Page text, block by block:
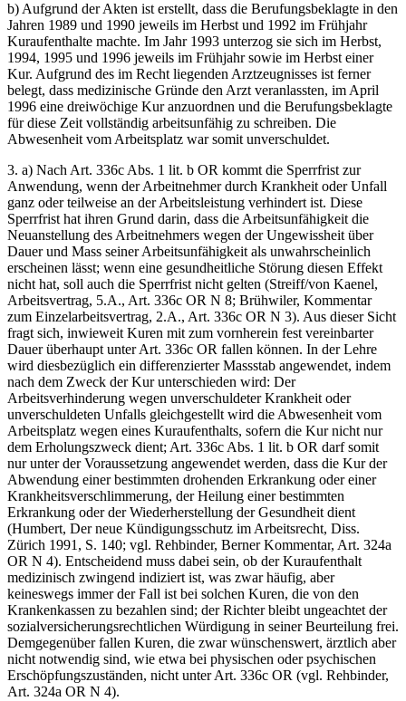
b) Aufgrund der Akten ist erstellt, dass die Berufungsbeklagte in den
Jahren 1989 und 1990 jeweils im Herbst und 1992 im Frühjahr
Kuraufenthalte machte. Im Jahr 1993 unterzog sie sich im Herbst,
1994, 1995 und 1996 jeweils im Frühjahr sowie im Herbst einer
Kur. Aufgrund des im Recht liegenden Arztzeugnisses ist ferner
belegt, dass medizinische Gründe den Arzt veranlassten, im April
1996 eine dreiwöchige Kur anzuordnen und die Berufungsbeklagte
für diese Zeit vollständig arbeitsunfähig zu schreiben. Die
Abwesenheit vom Arbeitsplatz war somit unverschuldet.
3. a) Nach Art. 336c Abs. 1 lit. b OR kommt die Sperrfrist zur
Anwendung, wenn der Arbeitnehmer durch Krankheit oder Unfall
ganz oder teilweise an der Arbeitsleistung verhindert ist. Diese
Sperrfrist hat ihren Grund darin, dass die Arbeitsunfähigkeit die
Neuanstellung des Arbeitnehmers wegen der Ungewissheit über
Dauer und Mass seiner Arbeitsunfähigkeit als unwahrscheinlich
erscheinen lässt; wenn eine gesundheitliche Störung diesen Effekt
nicht hat, soll auch die Sperrfrist nicht gelten (Streiff/von Kaenel,
Arbeitsvertrag, 5.A., Art. 336c OR N 8; Brühwiler, Kommentar
zum Einzelarbeitsvertrag, 2.A., Art. 336c OR N 3). Aus dieser Sicht
fragt sich, inwieweit Kuren mit zum vornherein fest vereinbarter
Dauer überhaupt unter Art. 336c OR fallen können. In der Lehre
wird diesbezüglich ein differenzierter Massstab angewendet, indem
nach dem Zweck der Kur unterschieden wird: Der
Arbeitsverhinderung wegen unverschuldeter Krankheit oder
unverschuldeten Unfalls gleichgestellt wird die Abwesenheit vom
Arbeitsplatz wegen eines Kuraufenthalts, sofern die Kur nicht nur
dem Erholungszweck dient; Art. 336c Abs. 1 lit. b OR darf somit
nur unter der Voraussetzung angewendet werden, dass die Kur der
Abwendung einer bestimmten drohenden Erkrankung oder einer
Krankheitsverschlimmerung, der Heilung einer bestimmten
Erkrankung oder der Wiederherstellung der Gesundheit dient
(Humbert, Der neue Kündigungsschutz im Arbeitsrecht, Diss.
Zürich 1991, S. 140; vgl. Rehbinder, Berner Kommentar, Art. 324a
OR N 4). Entscheidend muss dabei sein, ob der Kuraufenthalt
medizinisch zwingend indiziert ist, was zwar häufig, aber
keineswegs immer der Fall ist bei solchen Kuren, die von den
Krankenkassen zu bezahlen sind; der Richter bleibt ungeachtet der
sozialversicherungsrechtlichen Würdigung in seiner Beurteilung frei.
Demgegenüber fallen Kuren, die zwar wünschenswert, ärztlich aber
nicht notwendig sind, wie etwa bei physischen oder psychischen
Erschöpfungszuständen, nicht unter Art. 336c OR (vgl. Rehbinder,
Art. 324a OR N 4).